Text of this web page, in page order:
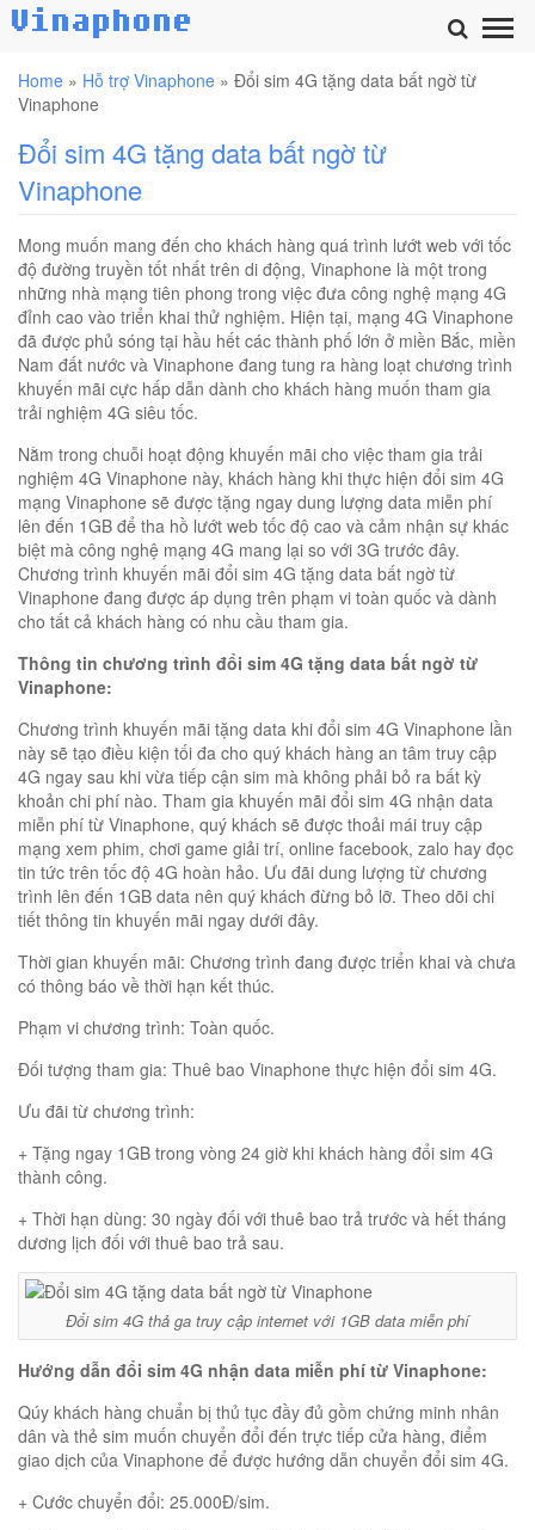
Home » Hỗ trợ Vinaphone » Đổi sim 4G tặng data bất ngờ từ
Vinaphone
Đổi sim 4G tặng data bất ngờ từ
Vinaphone
Mong muốn mang đến cho khách hàng quá trình lướt web với tốc
độ đường truyền tốt nhất trên di động, Vinaphone là một trong
những nhà mạng tiên phong trong việc đưa công nghệ mạng 4G
đỉnh cao vào triển khai thử nghiệm. Hiện tại, mạng 4G Vinaphone
đã được phủ sóng tại hầu hết các thành phố lớn ở miền Bắc, miền
Nam đất nước và Vinaphone đang tung ra hàng loạt chương trình
khuyến mãi cực hấp dẫn dành cho khách hàng muốn tham gia
trải nghiệm 4G siêu tốc.
Nằm trong chuỗi hoạt động khuyến mãi cho việc tham gia trải
nghiệm 4G Vinaphone này, khách hàng khi thực hiện đổi sim 4G
mạng Vinaphone sẽ được tặng ngay dung lượng data miễn phí
lên đến 1GB để tha hồ lướt web tốc độ cao và cảm nhận sự khác
biệt mà công nghệ mạng 4G mang lại so với 3G trước đây.
Chương trình khuyến mãi đổi sim 4G tặng data bất ngờ từ
Vinaphone đang được áp dụng trên phạm vi toàn quốc và dành
cho tất cả khách hàng có nhu cầu tham gia.
Thông tin chương trình đổi sim 4G tặng data bất ngờ từ
Vinaphone:
Chương trình khuyến mãi tặng data khi đổi sim 4G Vinaphone lần
này sẽ tạo điều kiện tối đa cho quý khách hàng an tâm truy cập
4G ngay sau khi vừa tiếp cận sim mà không phải bỏ ra bất kỳ
khoản chi phí nào. Tham gia khuyến mãi đổi sim 4G nhận data
miễn phí từ Vinaphone, quý khách sẽ được thoải mái truy cập
mạng xem phim, chơi game giải trí, online facebook, zalo hay đọc
tin tức trên tốc độ 4G hoàn hảo. Ưu đãi dung lượng từ chương
trình lên đến 1GB data nên quý khách đừng bỏ lỡ. Theo dõi chi
tiết thông tin khuyến mãi ngay dưới đây.
Thời gian khuyến mãi: Chương trình đang được triển khai và chưa
có thông báo về thời hạn kết thúc.
Phạm vi chương trình: Toàn quốc.
Đối tượng tham gia: Thuê bao Vinaphone thực hiện đổi sim 4G.
Ưu đãi từ chương trình:
+ Tặng ngay 1GB trong vòng 24 giờ khi khách hàng đổi sim 4G
thành công.
+ Thời hạn dùng: 30 ngày đối với thuê bao trả trước và hết tháng
dương lịch đối với thuê bao trả sau.
Đổi sim 4G thả ga truy cập internet với 1GB data miễn phí
Hướng dẫn đổi sim 4G nhận data miễn phí từ Vinaphone:
Qúy khách hàng chuẩn bị thủ tục đầy đủ gồm chứng minh nhân
dân và thẻ sim muốn chuyển đổi đến trực tiếp cửa hàng, điểm
giao dịch của Vinaphone để được hướng dẫn chuyển đổi sim 4G.
+ Cước chuyển đổi: 25.000Đ/sim.